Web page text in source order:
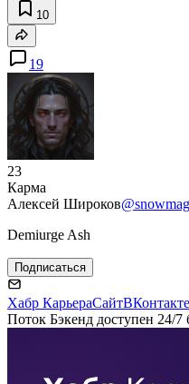
10
19
23
Карма
Алексей Широков
Demiurge Ash
Подписаться
Хабр КарьераСайтВКонтакте
Поток Бэкенд доступен 24/7